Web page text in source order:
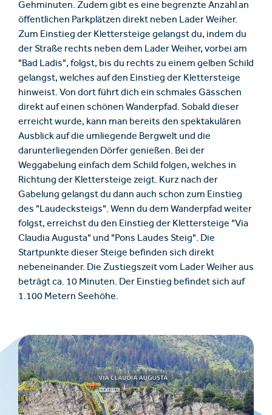
Gehminuten. Zudem gibt es eine begrenzte Anzahl an
öffentlichen Parkplätzen direkt neben Lader Weiher.
Zum Einstieg der Klettersteige gelangst du, indem du
der Straße rechts neben dem Lader Weiher, vorbei am
"Bad Ladis", folgst, bis du rechts zu einem gelben Schild
gelangst, welches auf den Einstieg der Klettersteige
hinweist. Von dort führt dich ein schmales Gässchen
direkt auf einen schönen Wanderpfad. Sobald dieser
erreicht wurde, kann man bereits den spektakulären
Ausblick auf die umliegende Bergwelt und die
darunterliegenden Dörfer genießen. Bei der
Weggabelung einfach dem Schild folgen, welches in
Richtung der Klettersteige zeigt. Kurz nach der
Gabelung gelangst du dann auch schon zum Einstieg
des "Laudecksteigs". Wenn du dem Wanderpfad weiter
folgst, erreichst du den Einstieg der Klettersteige "Via
Claudia Augusta" und "Pons Laudes Steig". Die
Startpunkte dieser Steige befinden sich direkt
nebeneinander. Die Zustiegszeit vom Lader Weiher aus
beträgt ca. 10 Minuten. Der Einstieg befindet sich auf
1.100 Metern Seehöhe.